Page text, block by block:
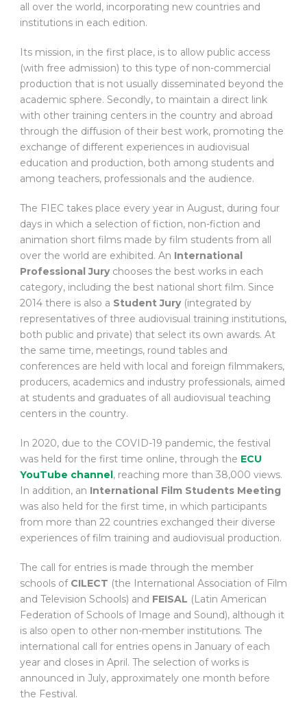
all over the world, incorporating new countries and
institutions in each edition.
Its mission, in the first place, is to allow public access
(with free admission) to this type of non-commercial
production that is not usually disseminated beyond the
academic sphere. Secondly, to maintain a direct link
with other training centers in the country and abroad
through the diffusion of their best work, promoting the
exchange of different experiences in audiovisual
education and production, both among students and
among teachers, professionals and the audience.
The FIEC takes place every year in August, during four
days in which a selection of fiction, non-fiction and
animation short films made by film students from all
over the world are exhibited. An International
Professional Jurychooses the best works in each
category, including the best national short film. Since
2014 there is also a Student Jury(integrated by
representatives of three audiovisual training institutions,
both public and private) that select its own awards. At
the same time, meetings, round tables and
conferences are held with local and foreign filmmakers,
producers, academics and industry professionals, aimed
at students and graduates of all audiovisual teaching
centers in the country.
In 2020, due to the COVID-19 pandemic, the festival
was held for the first time online, through the ECU
YouTube channel , reaching more than 38,000 views.
In addition, an International Film Students Meeting
was also held for the first time, in which participants
from more than 22 countries exchanged their diverse
experiences of film training and audiovisual production.
The call for entries is made through the member
schools of CILECT (the International Association of Film
and Television Schools) and FEISAL (Latin American
Federation of Schools of Image and Sound), although it
is also open to other non-member institutions. The
international call for entries opens in January of each
year and closes in April. The selection of works is
announced in July, approximately one month before
the Festival.